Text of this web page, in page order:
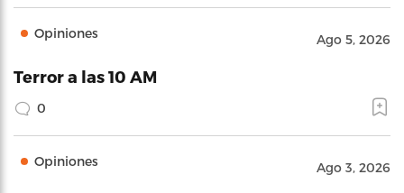
Opiniones Ago 5, 2026
Terror a las 10 AM
0
Opiniones Ago 3, 2026